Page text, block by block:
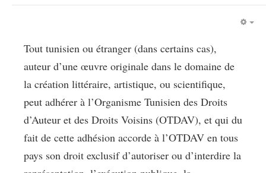
Tout tunisien ou étranger (dans certains cas),
auteur d’une œuvre originale dans le domaine de
la création littéraire, artistique, ou scientifique,
peut adhérer à l’Organisme Tunisien des Droits
d’Auteur et des Droits Voisins (OTDAV), et qui du
fait de cette adhésion accorde à l’OTDAV en tous
pays son droit exclusif d’autoriser ou d’interdire la